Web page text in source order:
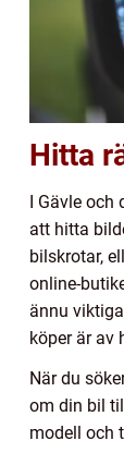
Hitta
I Gävle och
att hitta
bilskrotar,
online-
ännu
köper är av
När du
om din bil
modell och